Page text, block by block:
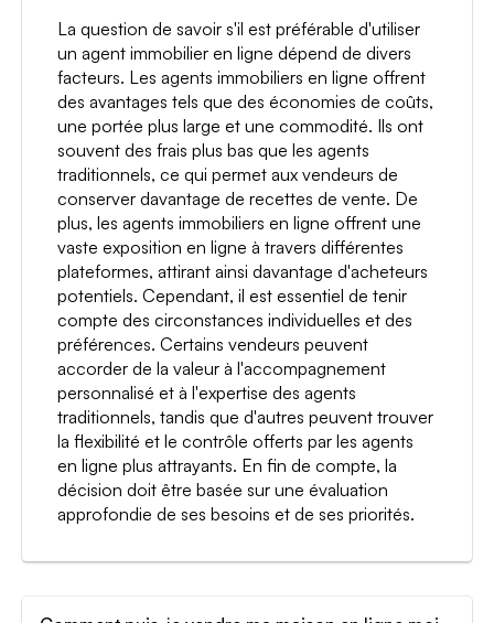
La question de savoir s'il est préférable d'utiliser
un agent immobilier en ligne dépend de divers
facteurs. Les agents immobiliers en ligne offrent
des avantages tels que des économies de coûts,
une portée plus large et une commodité. Ils ont
souvent des frais plus bas que les agents
traditionnels, ce qui permet aux vendeurs de
conserver davantage de recettes de vente. De
plus, les agents immobiliers en ligne offrent une
vaste exposition en ligne à travers différentes
plateformes, attirant ainsi davantage d'acheteurs
potentiels. Cependant, il est essentiel de tenir
compte des circonstances individuelles et des
préférences. Certains vendeurs peuvent
accorder de la valeur à l'accompagnement
personnalisé et à l'expertise des agents
traditionnels, tandis que d'autres peuvent trouver
la flexibilité et le contrôle offerts par les agents
en ligne plus attrayants. En fin de compte, la
décision doit être basée sur une évaluation
approfondie de ses besoins et de ses priorités.